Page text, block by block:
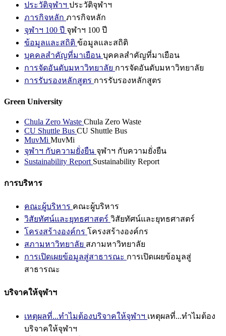
ประวัติจุฬาฯ ประวัติจุฬาฯ
ภารกิจหลัก ภารกิจหลัก
จุฬาฯ 100 ปี จุฬาฯ 100 ปี
ข้อมูลและสถิติ ข้อมูลและสถิติ
บุคคลสำคัญที่มาเยือน บุคคลสำคัญที่มาเยือน
การจัดอันดับมหาวิทยาลัย การจัดอันดับมหาวิทยาลัย
การรับรองหลักสูตร การรับรองหลักสูตร
Green University
Chula Zero Waste Chula Zero Waste
CU Shuttle Bus CU Shuttle Bus
MuvMi MuvMi
จุฬาฯ กับความยั่งยืน จุฬาฯ กับความยั่งยืน
Sustainability Report Sustainability Report
การบริหาร
คณะผู้บริหาร คณะผู้บริหาร
วิสัยทัศน์และยุทธศาสตร์ วิสัยทัศน์และยุทธศาสตร์
โครงสร้างองค์กร โครงสร้างองค์กร
สภามหาวิทยาลัย สภามหาวิทยาลัย
การเปิดเผยข้อมูลสู่สาธารณะ การเปิดเผยข้อมูลสู่
สาธารณะ
บริจาคให้จุฬาฯ
เหตุผลที่...ทำไมต้องบริจาคให้จุฬาฯ เหตุผลที่...ทำไมต้อง
บริจาคให้จุฬาฯ